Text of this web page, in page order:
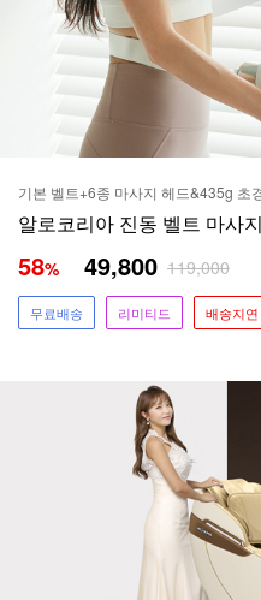
기본 벨트+6종 마사지 헤드&435g 초
알로코리아 진동 벨트 마사
58% 49,800 119,000
무료배송 리미티드 배송지